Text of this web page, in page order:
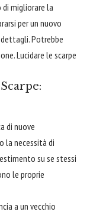
di migliorare la
per un nuovo
Potrebbe
Lucidare le scarpe
di nuove
la necessità di
su se stessi
le proprie
a un vecchio